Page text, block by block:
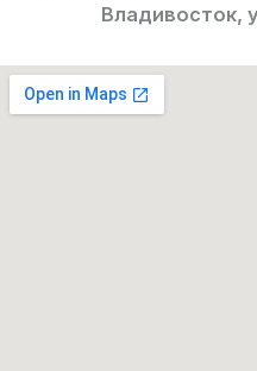
Владивосток,